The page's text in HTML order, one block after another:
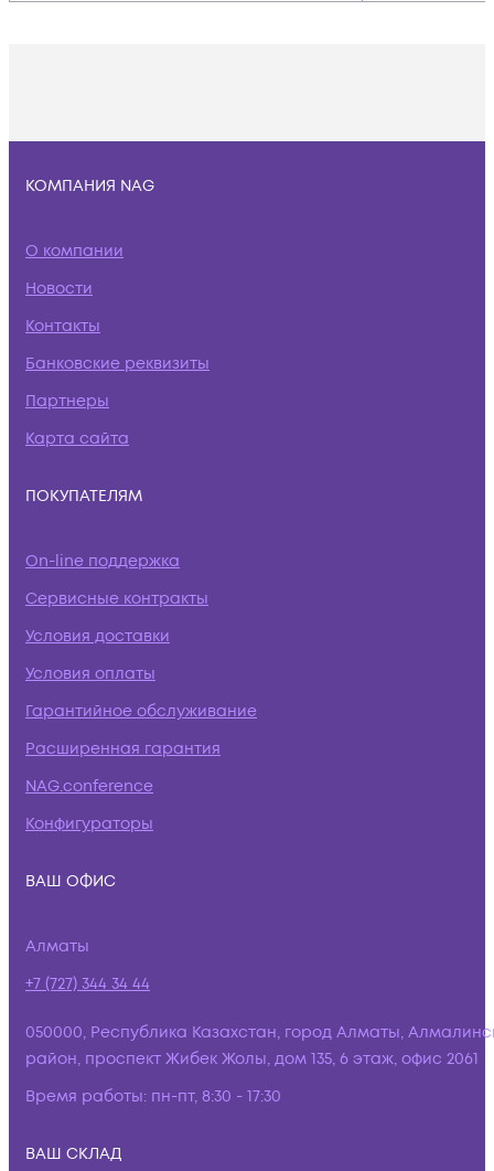
КОМПАНИЯ NAG
О компании
Новости
Контакты
Банковские реквизиты
Партнеры
Карта сайта
ПОКУПАТЕЛЯМ
On-line поддержка
Сервисные контракты
Условия доставки
Условия оплаты
Гарантийное обслуживание
Расширенная гарантия
NAG.conference
Конфигураторы
ВАШ ОФИС
Алматы
+7 (727) 344 34 44
050000, Республика Казахстан, город Алматы,
район, проспект Жибек Жолы, дом 135, 6 этаж, офис 2061
Время работы: пн-пт, 8:30 - 17:30
ВАШ СКЛАД